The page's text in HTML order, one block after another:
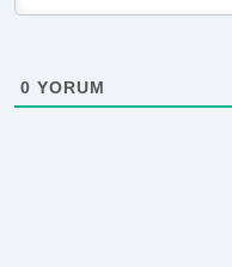
0 YORUM